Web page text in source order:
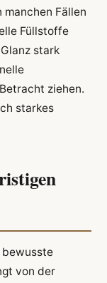
Fällen
Füllstoffe
stark
ziehen.
starkes
von der